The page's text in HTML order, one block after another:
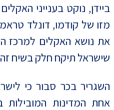
ביידן, נוקט בענייני
מזו של קודמו, דונלד
את נושא האקלים למרכז
שישראל תיקח חלק בשיח
השגריר בכר סבור כי
אחת המדינות המובילות